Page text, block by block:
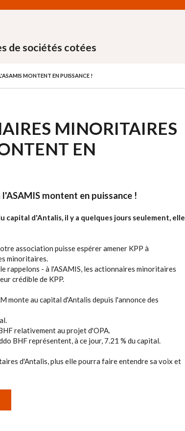
de sociétés cotées
MONTENT EN PUISSANCE !
MINORITAIRES
EN
montent en puissance !
capital d'Antalis, il y a quelques jours seulement, elle
association puisse espérer amener KPP à
minoritaires.
rappelons - à l'ASAMIS, les actionnaires minoritaires
crédible de KPP.
monte au capital d'Antalis depuis l'annonce des
relativement au projet d'OPA.
BHF représentent, à ce jour, 7.21 % du capital.
d'Antalis, plus elle pourra faire entendre sa voix et